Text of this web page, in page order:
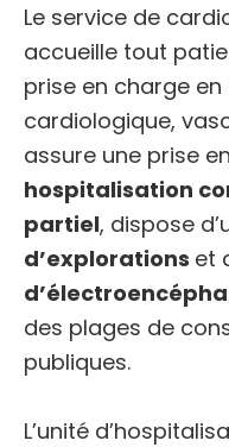
Le service de
accueille tout
prise en charge
cardiologique,
assure une prise
hospitalisation
partiel, dispose
d’explorations et
des plages de
publiques.
L’unité